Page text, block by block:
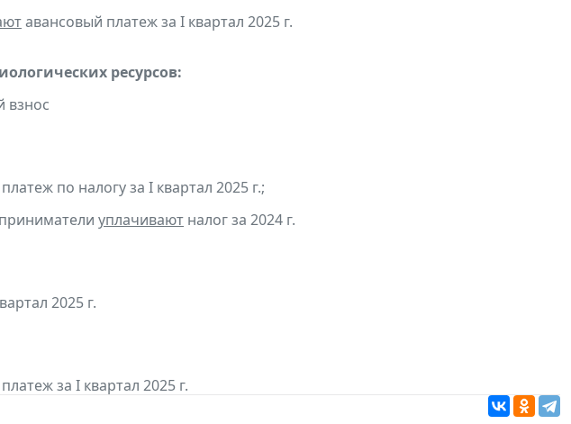
авансовый платеж за I квартал 2025 г.
ресурсов:
взнос
по налогу за I квартал 2025 г.;
уплачивают налог за 2024 г.
2025 г.
за I квартал 2025 г.